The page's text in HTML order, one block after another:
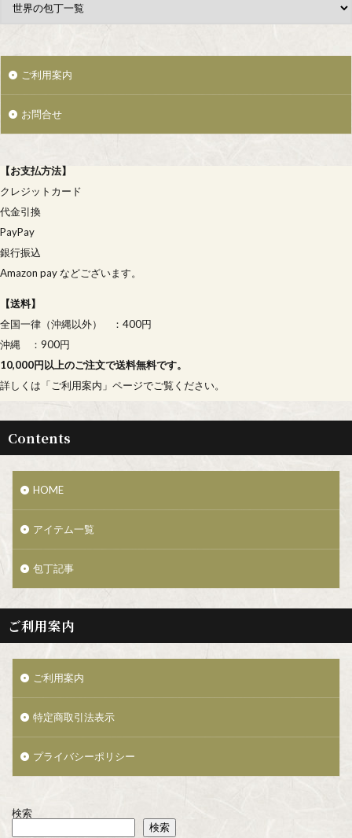
ご利用案内
お問合せ
【お支払方法】
クレジットカード
代金引換
PayPay
銀行振込
Amazon pay などございます。
【送料】
全国一律（沖縄以外） ：400円
沖縄 ：900円
10,000円以上のご注文で送料無料です。
詳しくは「ご利用案内 」ページでご覧ください。
Contents
HOME
アイテム一覧
包丁記事
ご利用案内
ご利用案内
特定商取引法表示
プライバシーポリシー
検索
検索